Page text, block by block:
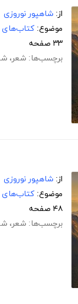
از: شاهپور نوروزی
موضوع:
۳۳ صفحه
برچسب‌ها: شعر،
از: شاهپور نوروزی
موضوع:
۴۸ صفحه
برچسب‌ها: شعر،